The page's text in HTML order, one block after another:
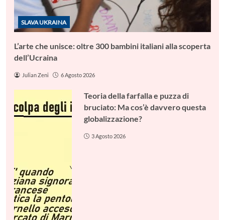
SLAVA UKRAINA
L’arte che unisce: oltre 300 bambini italiani alla scoperta
dell’Ucraina
Julian Zeni 6 Agosto 2026
Teoria della farfalla e puzza di
bruciato: Ma cos’è davvero questa
globalizzazione?
3 Agosto 2026